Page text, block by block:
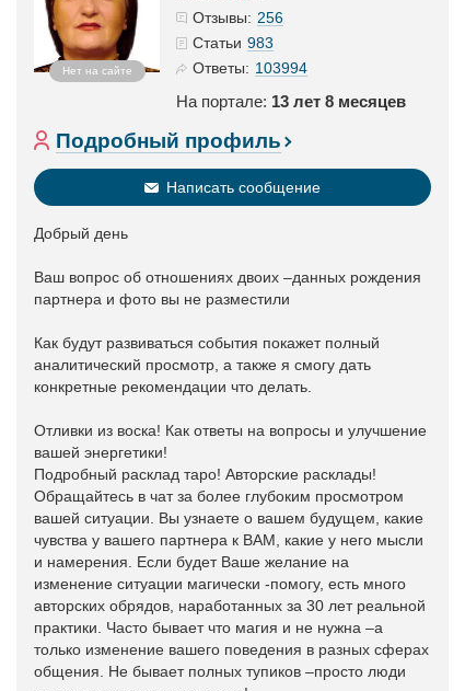
Нет на сайте
Отзывы: 256
Статьи 983
Ответы: 103994
На портале: 13 лет 8 месяцев
Подробный профиль
Написать сообщение
Добрый день
Ваш вопрос об отношениях двоих –данных рождения
партнера и фото вы не разместили
Как будут развиваться события покажет полный
аналитический просмотр, а также я смогу дать
конкретные рекомендации что делать.
Отливки из воска! Как ответы на вопросы и улучшение
вашей энергетики!
Подробный расклад таро! Авторские расклады!
Обращайтесь в чат за более глубоким просмотром
вашей ситуации. Вы узнаете о вашем будущем, какие
чувства у вашего партнера к ВАМ, какие у него мысли
и намерения. Если будет Ваше желание на
изменение ситуации магически -помогу, есть много
авторских обрядов, наработанных за 30 лет реальной
практики. Часто бывает что магия и не нужна –а
только изменение вашего поведения в разных сферах
общения. Не бывает полных тупиков –просто люди